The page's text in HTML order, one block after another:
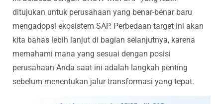
ditujukan untuk perusahaan yang benar-benar baru
mengadopsi ekosistem SAP. Perbedaan target ini akan
kita bahas lebih lanjut di bagian selanjutnya, karena
memahami mana yang sesuai dengan posisi
perusahaan Anda saat ini adalah langkah penting
sebelum menentukan jalur transformasi yang tepat.